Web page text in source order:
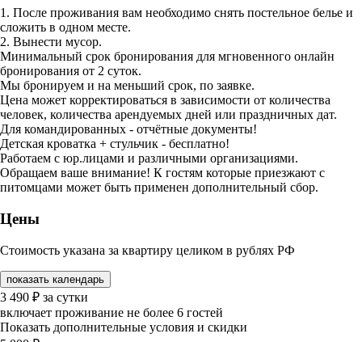
1. После проживания вам необходимо снять постельное белье и
сложить в одном месте.
2. Вынести мусор.
Минимальный срок бронирования для мгновенного онлайн
бронирования от 2 суток.
Мы бронируем и на меньший срок, по заявке.
Цена может корректироваться в зависимости от количества
человек, количества арендуемых дней или праздничных дат.
Для командированных - отчётные документы!
Детская кроватка + стульчик - бесплатно!
Работаем с юр.лицами и различными организациями.
Обращаем ваше внимание! К гостям которые приезжают с
питомцами может быть применен дополнительный сбор.
Цены
Стоимость указана за квартиру целиком в рублях РФ
показать календарь
3 490 ₽ за сутки
включает проживание не более 6 гостей
Показать дополнительные условия и скидки